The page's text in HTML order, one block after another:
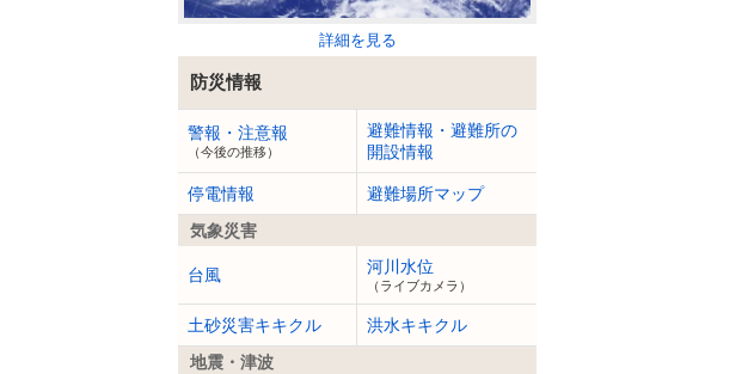
詳細を見る
防災情報
警報・注意報
（今後の推移）
避難情報・避難所の
開設情報
停電情報
避難場所マップ
気象災害
台風 河川水位
（ライブカメラ）
土砂災害キキクル
洪水キキクル
地震・津波